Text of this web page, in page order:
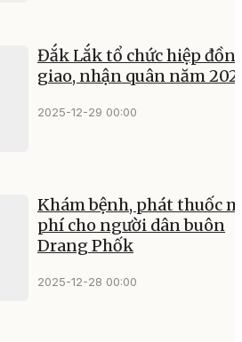
Đắk Lắk tổ chức hiệp
giao, nhận quân năm
2025-12-29 00:00
Khám bệnh, phát thuốc
phí cho người dân buôn
Drang Phốk
2025-12-28 00:00